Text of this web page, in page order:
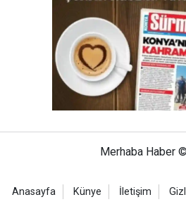
Merhaba Haber
Anasayfa Künye İletişim